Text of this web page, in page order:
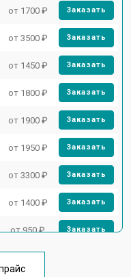
от 1700 ₽ Заказать
от 3500 ₽ Заказать
от 1450 ₽ Заказать
от 1800 ₽ Заказать
от 1900 ₽ Заказать
от 1950 ₽ Заказать
от 3300 ₽ Заказать
от 1400 ₽ Заказать
от 950 ₽ Заказать